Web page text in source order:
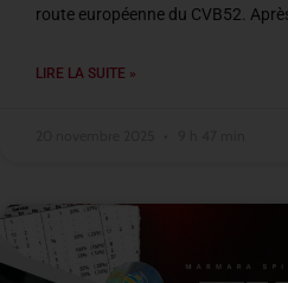
route européenne du CVB52.
LIRE LA SUITE »